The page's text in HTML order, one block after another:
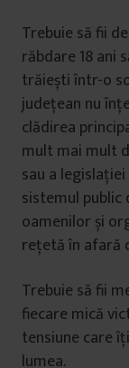
Trebuie să fii
răbdare 18 ani
trăiești într-o
județean nu
clădirea
mult mai mult
sau a
sistemul
oamenilor și
rețetă în afară
Trebuie să fii
fiecare mică
tensiune care
lumea.